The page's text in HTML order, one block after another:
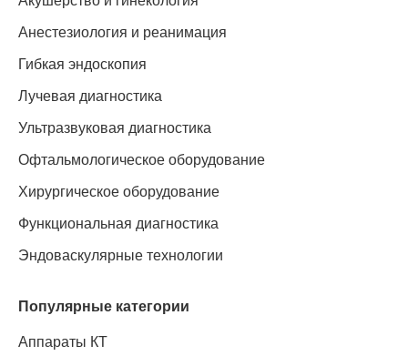
Анестезиология и реанимация
Гибкая эндоскопия
Лучевая диагностика
Ультразвуковая диагностика
Офтальмологическое оборудование
Хирургическое оборудование
Функциональная диагностика
Эндоваскулярные технологии
Популярные категории
Аппараты КТ